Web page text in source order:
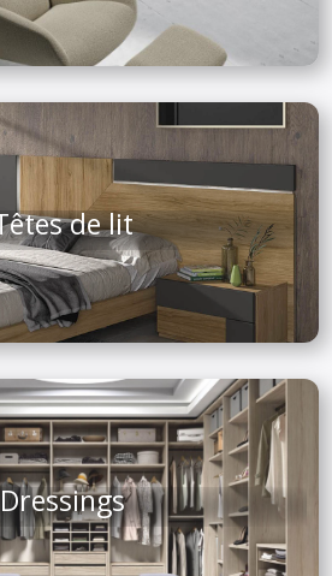
de lit
Dressings